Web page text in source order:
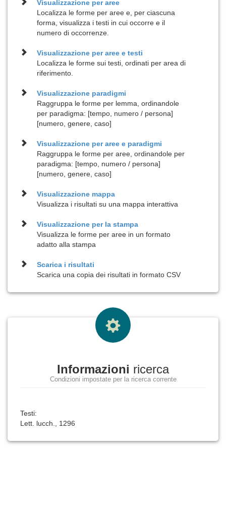
Visualizzazione peraree
Localizza le forme per aree e, per ciascuna
forma, visualizza i testi in cui occorre e il
numero di occorrenze.
Visualizzazione peraree e testi
Localizza le forme sui testi, ordinati per area di
riferimento.
Visualizzazione paradigmi
Raggruppa le forme per lemma, ordinandole
per paradigma: [tempo, numero / persona]
[numero, genere, caso]
Visualizzazione peraree e paradigmi
Raggruppa le forme per aree, ordinandole per
paradigma: [tempo, numero / persona]
[numero, genere, caso]
Visualizzazione mappa
Visualizza i risultati su una mappa interattiva
Visualizzazione per lastampa
Visualizza le forme per aree in un formato
adatto alla stampa
Scarica i risultati
Scarica una copia dei risultati in formato CSV
Informazioni ricerca
Condizioni impostate per la ricerca corrente
Testi:
Lett. lucch., 1296